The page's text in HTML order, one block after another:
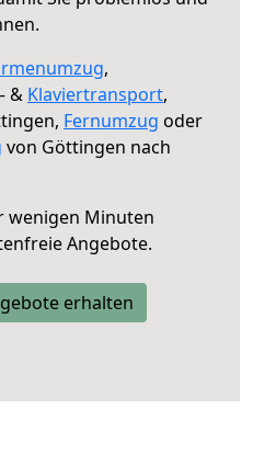
,
& Klaviertransport,
Fernumzug oder
von Göttingen nach
wenigen Minuten
Angebote.
erhalten